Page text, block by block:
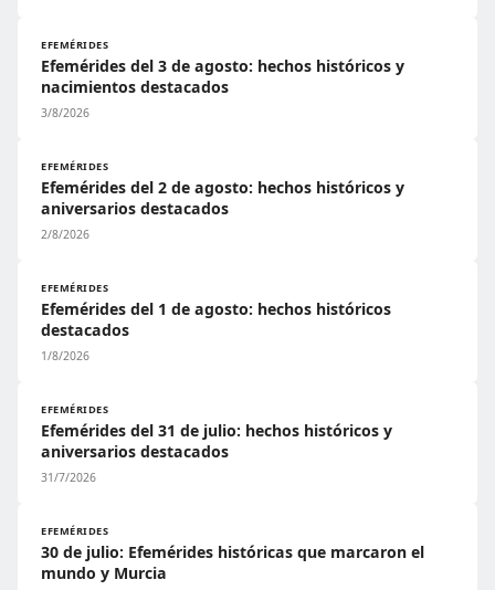
EFEMÉRIDES
Efemérides del 3 de agosto: hechos históricos y
nacimientos destacados
3/8/2026
EFEMÉRIDES
Efemérides del 2 de agosto: hechos históricos y
aniversarios destacados
2/8/2026
EFEMÉRIDES
Efemérides del 1 de agosto: hechos históricos
destacados
1/8/2026
EFEMÉRIDES
Efemérides del 31 de julio: hechos históricos y
aniversarios destacados
31/7/2026
EFEMÉRIDES
30 de julio: Efemérides históricas que marcaron el
mundo y Murcia